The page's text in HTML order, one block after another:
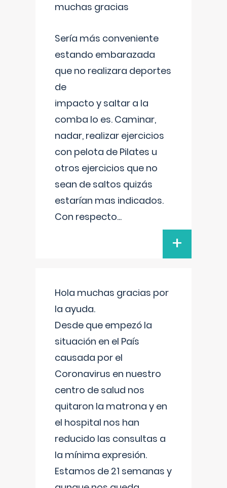
muchas gracias
Sería más conveniente
estando embarazada
que no realizara deportes
de
impacto y saltar a la
comba lo es. Caminar,
nadar, realizar ejercicios
con pelota de Pilates u
otros ejercicios que no
sean de saltos quizás
estarían mas indicados.
Con respecto...
+
Hola muchas gracias por
la ayuda.
Desde que empezó la
situación en el País
causada por el
Coronavirus en nuestro
centro de salud nos
quitaron la matrona y en
el hospital nos han
reducido las consultas a
la mínima expresión.
Estamos de 21 semanas y